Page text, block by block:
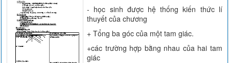
- học sinh được hệ thống kiến thức lí
thuyết của chương
+ Tổng ba góc của một tam giác.
+các trường hợp bằng nhau của hai tam
giác